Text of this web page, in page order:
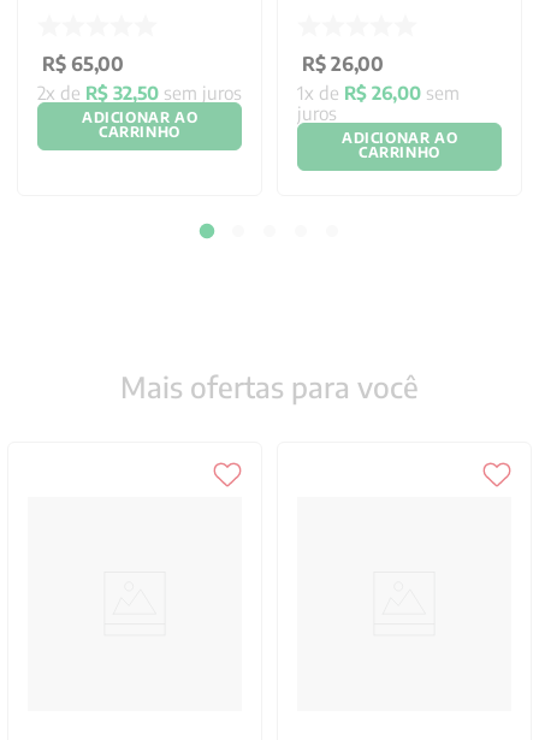
R$ 65,00
2x de R$ 32,50 sem juros
ADICIONAR AO
CARRINHO
catecumenal com a
família
R$ 26,00
1x de R$ 26,00 sem
juros
ADICIONAR AO
CARRINHO
Mais ofertas para você